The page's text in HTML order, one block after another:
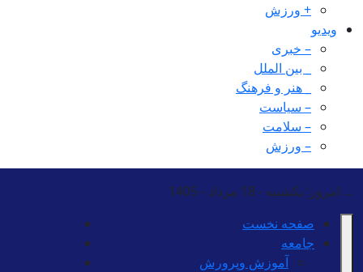
+ ورزش
ویدیو
– خبری
_ بین الملل
_ هنر و فرهنگ
– سیاست
– سلامت
– ورزش
... امروز: یکشنبه - 18 مرداد - 1405
صفحه نخست
جامعه
آموزش وپرورش